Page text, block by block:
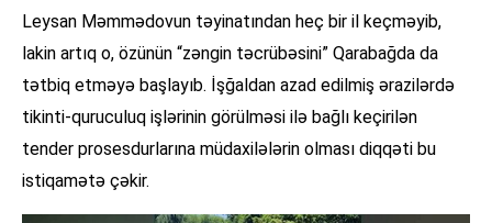
Leysan Məmmədovun təyinatından heç bir il keçməyib,
lakin artıq o, özünün “zəngin təcrübəsini” Qarabağda da
tətbiq etməyə başlayıb. İşğaldan azad edilmiş ərazilərdə
tikinti-quruculuq işlərinin görülməsi ilə bağlı keçirilən
tender prosesdurlarına müdaxilələrin olması diqqəti bu
istiqamətə çəkir.